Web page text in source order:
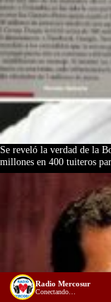
Se reveló la verdad de la
millones en 400 tuiteros
Radio Mercosur
Conectando…